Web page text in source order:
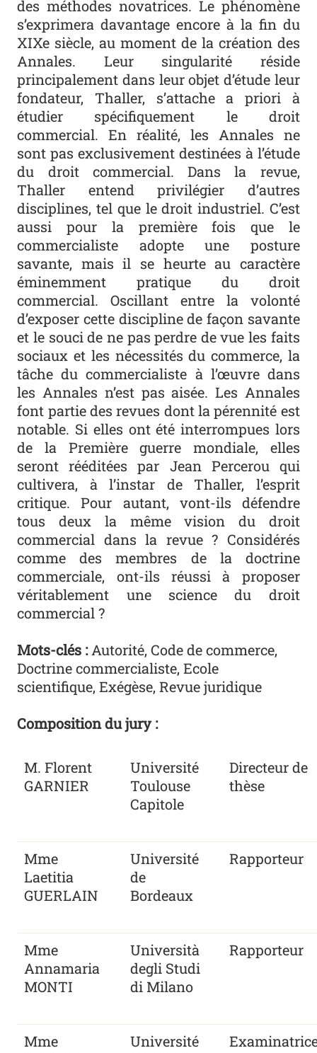
des méthodes novatrices. Le phénomène
s’exprimera davantage encore à la fin du
XIXe siècle, au moment de la création des
Annales. Leur singularité réside
principalement dans leur objet d’étude leur
fondateur, Thaller, s’attache a priori à
étudier spécifiquement le droit
commercial. En réalité, les Annales ne
sont pas exclusivement destinées à l’étude
du droit commercial. Dans la revue,
Thaller entend privilégier d’autres
disciplines, tel que le droit industriel. C’est
aussi pour la première fois que le
commercialiste adopte une posture
savante, mais il se heurte au caractère
éminemment pratique du droit
commercial. Oscillant entre la volonté
d’exposer cette discipline de façon savante
et le souci de ne pas perdre de vue les faits
sociaux et les nécessités du commerce, la
tâche du commercialiste à l’œuvre dans
les Annales n’est pas aisée. Les Annales
font partie des revues dont la pérennité est
notable. Si elles ont été interrompues lors
de la Première guerre mondiale, elles
seront rééditées par Jean Percerou qui
cultivera, à l’instar de Thaller, l’esprit
critique. Pour autant, vont-ils défendre
tous deux la même vision du droit
commercial dans la revue ? Considérés
comme des membres de la doctrine
commerciale, ont-ils réussi à proposer
véritablement une science du droit
commercial ?
Mots-clés :Autorité, Code de commerce,
Doctrine commercialiste, Ecole
scientifique, Exégèse, Revue juridique
Composition du jury :
M. Florent
GARNIER
Université
Toulouse
Capitole
Directeur de
thèse
Mme
Laetitia
GUERLAIN
Université
de
Bordeaux
Rapporteur
Mme
Annamaria
MONTI
Università
degli Studi
di Milano
Rapporteur
Mme
Université